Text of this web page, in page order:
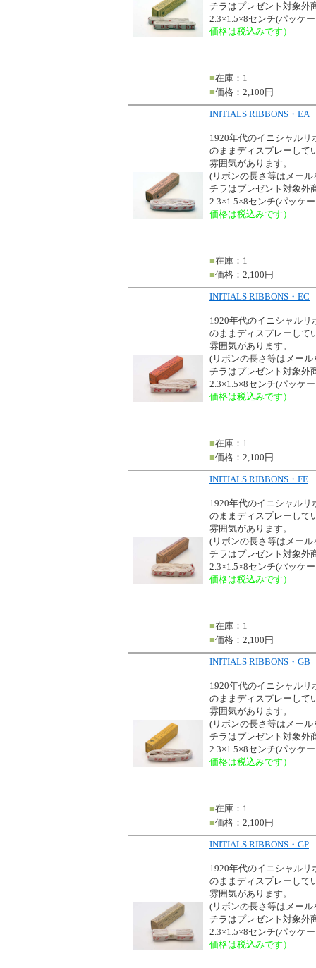
チラはプレゼント対象外
2.3×1.5×8センチ(パッケ
価格は税込みです）
■在庫：1
■価格：2,100円
INITIALS RIBBONS・EA
1920年代のイニシャル
のままディスプレーして
雰囲気があります。
(リボンの長さ等はメー
チラはプレゼント対象外
2.3×1.5×8センチ(パッケ
価格は税込みです）
■在庫：1
■価格：2,100円
INITIALS RIBBONS・EC
1920年代のイニシャル
のままディスプレーして
雰囲気があります。
(リボンの長さ等はメー
チラはプレゼント対象外
2.3×1.5×8センチ(パッケ
価格は税込みです）
■在庫：1
■価格：2,100円
INITIALS RIBBONS・FE
1920年代のイニシャル
のままディスプレーして
雰囲気があります。
(リボンの長さ等はメー
チラはプレゼント対象外
2.3×1.5×8センチ(パッケ
価格は税込みです）
■在庫：1
■価格：2,100円
INITIALS RIBBONS・GB
1920年代のイニシャル
のままディスプレーして
雰囲気があります。
(リボンの長さ等はメー
チラはプレゼント対象外
2.3×1.5×8センチ(パッケ
価格は税込みです）
■在庫：1
■価格：2,100円
INITIALS RIBBONS・GP
1920年代のイニシャル
のままディスプレーして
雰囲気があります。
(リボンの長さ等はメー
チラはプレゼント対象外
2.3×1.5×8センチ(パッケ
価格は税込みです）